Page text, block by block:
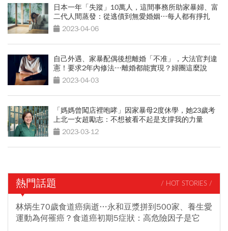
日本一年「失蹤」10萬人，這間事務所助家暴婦、富
二代人間蒸發：從逃債到無愛婚姻…每人都有掙扎
2023-04-06
自己外遇、家暴配偶後想離婚「不准」，大法官判違
憲！要求2年內修法…離婚都能實現？婦團這麼說
2023-04-03
「媽媽曾闖店裡咆哮」因家暴母2度休學，她23歲考
上北一女超勵志：不想被看不起是支撐我的力量
2023-03-12
熱門話題 / HOT STORIES /
林炳生70歲食道癌病逝…永和豆漿拼到500家、養生愛
運動為何罹癌？食道癌初期5症狀：高危險因子是它